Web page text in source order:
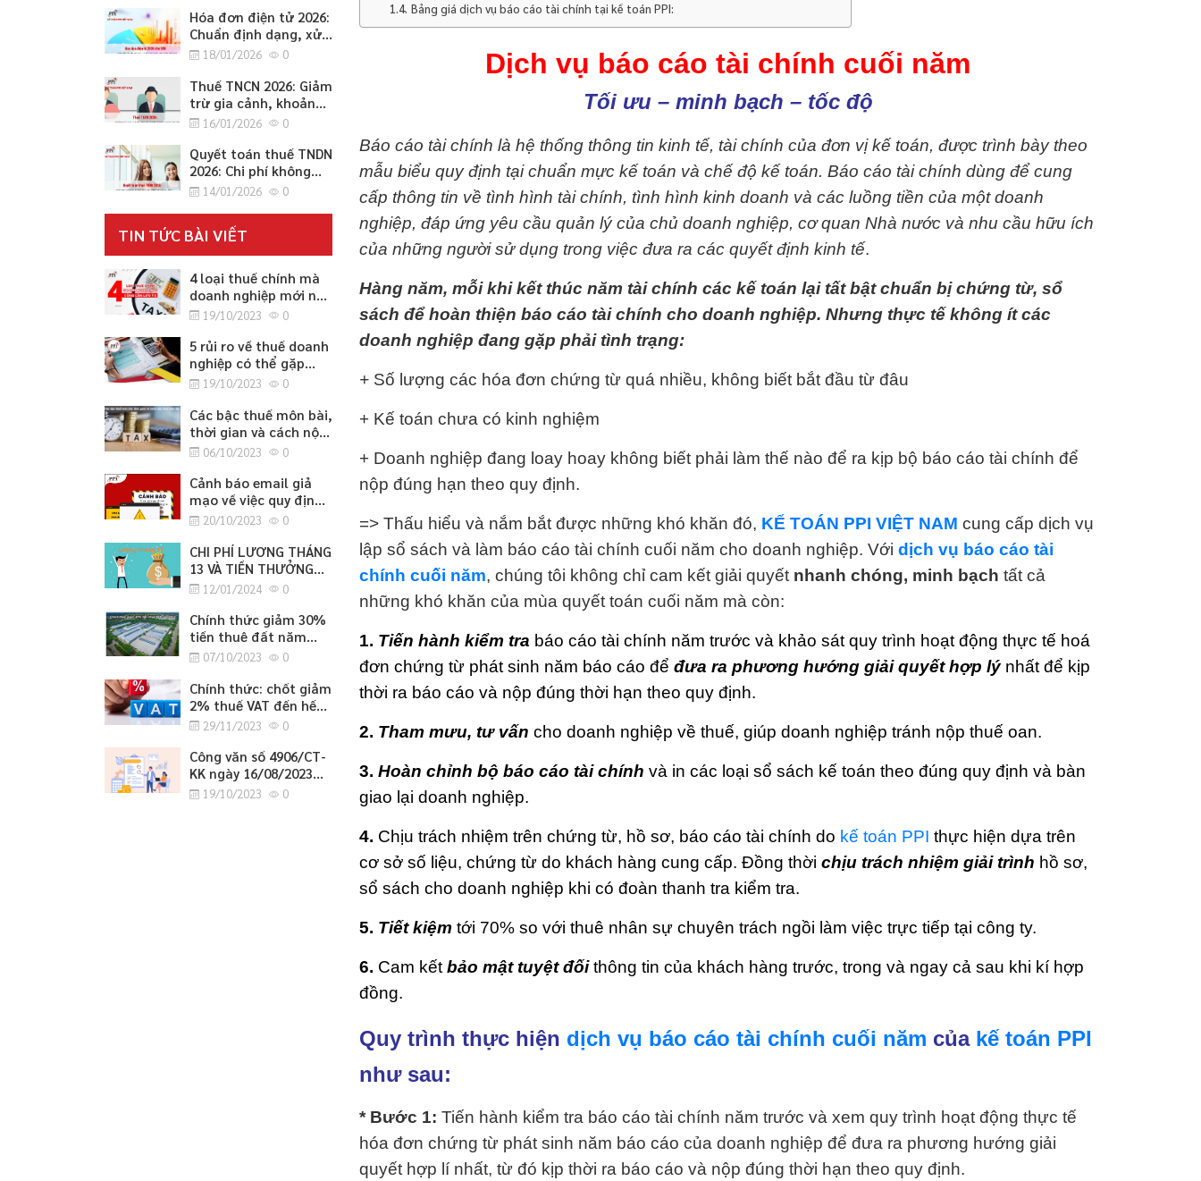
toàn 2026
Hóa đơn điện tử 2026:
Chuẩn định dạng, xử
lý sai sót, chuyển đổi
cho SME
18/01/2026 0
Thuế TNCN 2026: Giảm
trừ gia cảnh, khoản
miễn/không tính thuế
cho SME
16/01/2026 0
Quyết toán thuế TNDN
2026: Chi phí không
được trừ, ưu đãi và
tăng/giảm cho SME
14/01/2026 0
TIN TỨC BÀI VIẾT
4 loại thuế chính mà
doanh nghiệp mới nào
cũng cần lưu ý
19/10/2023 0
5 rủi ro về thuế doanh
nghiệp có thể gặp
phải19/10/2023 0
Các bậc thuế môn bài,
thời gian và cách nộp
thuế môn bài
06/10/2023 0
Cảnh báo email giả
mạo về việc quy định
cập nhật thông tin
20/10/2023 0
CHI PHÍ LƯƠNG THÁNG
13 VÀ TIỀN THƯỞNG
TẾT12/01/2024 0
Chính thức giảm 30%
tiền thuê đất năm
202307/10/2023 0
Chính thức: chốt giảm
2% thuế VAT đến hết
tháng 6/2024
29/11/2023 0
Công văn số 4906/CT-
KK ngày 16/08/2023
của cục thuế tỉnh
19/10/2023 0
Bảng giá dịch vụ báo cáo tài chính tại kế toán PPI:
Dịch vụ báo cáo tài chính cuối năm
Tối ưu – minh bạch – tốc độ
Báo cáo tài chính là hệ thống thông tin kinh tế, tài chính của đơn vị kế toán, được trình bày theo
mẫu biểu quy định tại chuẩn mực kế toán và chế độ kế toán. Báo cáo tài chính dùng để cung
cấp thông tin về tình hình tài chính, tình hình kinh doanh và các luồng tiền của một doanh
nghiệp, đáp ứng yêu cầu quản lý của chủ doanh nghiệp, cơ quan Nhà nước và nhu cầu hữu ích
của những người sử dụng trong việc đưa ra các quyết định kinh tế.
Hàng năm, mỗi khi kết thúc năm tài chính các kế toán lại tất bật chuẩn bị chứng từ, sổ
sách để hoàn thiện báo cáo tài chính cho doanh nghiệp. Nhưng thực tế không ít các
doanh nghiệp đang gặp phải tình trạng:
+ Số lượng các hóa đơn chứng từ quá nhiều, không biết bắt đầu từ đâu
+ Kế toán chưa có kinh nghiệm
+ Doanh nghiệp đang loay hoay không biết phải làm thế nào để ra kịp bộ báo cáo tài chính để
nộp đúng hạn theo quy định.
=> Thấu hiểu và nắm bắt được những khó khăn đó, KẾ TOÁN PPI VIỆT NAM cung cấp dịch vụ
lập sổ sách và làm báo cáo tài chính cuối năm cho doanh nghiệp. Với dịch vụ báo cáo tài
chính cuối năm, chúng tôi không chỉ cam kết giải quyết nhanh chóng, minh bạch tất cả
những khó khăn của mùa quyết toán cuối năm mà còn:
1. Tiến hành kiểm tra báo cáo tài chính năm trước và khảo sát quy trình hoạt động thực tế hoá
đơn chứng từ phát sinh năm báo cáo để đưa ra phương hướng giải quyết hợp lýnhất để kịp
thời ra báo cáo và nộp đúng thời hạn theo quy định.
2. Tham mưu, tư vấn cho doanh nghiệp về thuế, giúp doanh nghiệp tránh nộp thuế oan.
3. Hoàn chỉnh bộ báo cáo tài chính và in các loại sổ sách kế toán theo đúng quy định và bàn
giao lại doanh nghiệp.
4. Chịu trách nhiệm trên chứng từ, hồ sơ, báo cáo tài chính do kế toán PPI thực hiện dựa trên
cơ sở số liệu, chứng từ do khách hàng cung cấp. Đồng thời chịu trách nhiệm giải trình hồ sơ,
sổ sách cho doanh nghiệp khi có đoàn thanh tra kiểm tra.
5. Tiết kiệm tới 70% so với thuê nhân sự chuyên trách ngồi làm việc trực tiếp tại công ty.
6. Cam kết bảo mật tuyệt đốithông tin của khách hàng trước, trong và ngay cả sau khi kí hợp
đồng.
Quy trình thực hiện dịch vụ báo cáo tài chính cuối năm của kế toán PPI
như sau:
* Bước 1: Tiến hành kiểm tra báo cáo tài chính năm trước và xem quy trình hoạt động thực tế
hóa đơn chứng từ phát sinh năm báo cáo của doanh nghiệp để đưa ra phương hướng giải
quyết hợp lí nhất, từ đó kịp thời ra báo cáo và nộp đúng thời hạn theo quy định.